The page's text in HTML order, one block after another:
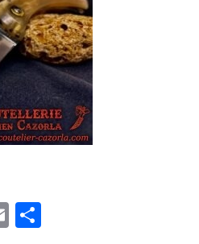
Email